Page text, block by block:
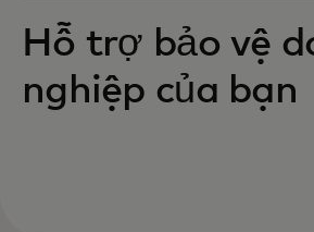
Hỗ trợ bảo vệ
nghiệp của bạn